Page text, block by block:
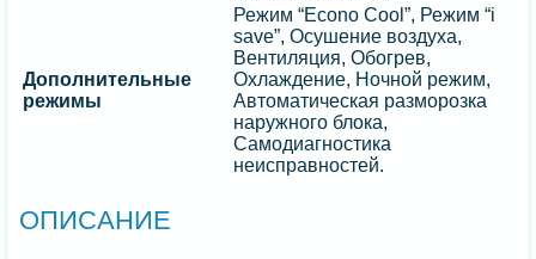
Дополнительные
режимы
Режим “Econo Cool”, Режим “i
save”, Осушение воздуха,
Вентиляция, Обогрев,
Охлаждение, Ночной режим,
Автоматическая разморозка
наружного блока,
Самодиагностика
неисправностей.
ОПИСАНИЕ